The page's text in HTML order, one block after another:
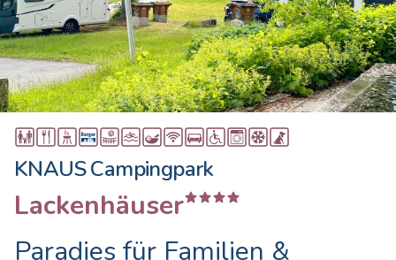
KNAUS Campingpark
Lackenhäuser
Paradies für Familien &